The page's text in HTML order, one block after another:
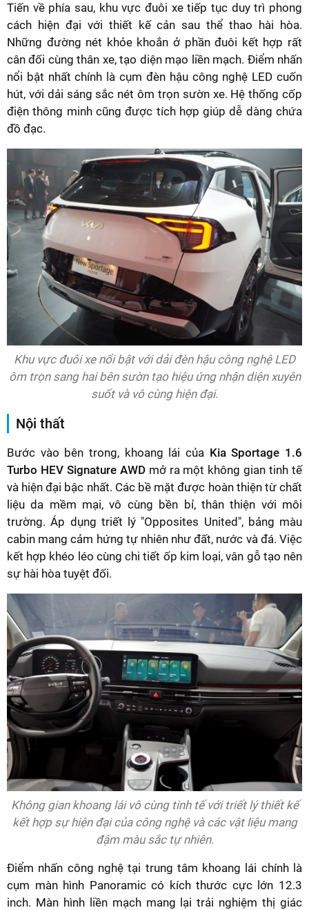
Tiến về phía sau, khu vực đuôi xe tiếp tục duy trì phong
cách hiện đại với thiết kế cản sau thể thao hài hòa.
Những đường nét khỏe khoắn ở phần đuôi kết hợp rất
cân đối cùng thân xe, tạo diện mạo liền mạch. Điểm nhấn
nổi bật nhất chính là cụm đèn hậu công nghệ LED cuốn
hút, với dải sáng sắc nét ôm trọn sườn xe. Hệ thống cốp
điện thông minh cũng được tích hợp giúp dễ dàng chứa
đồ đạc.
Khu vực đuôi xe nổi bật với dải đèn hậu công nghệ LED
ôm trọn sang hai bên sườn tạo hiệu ứng nhận diện xuyên
suốt và vô cùng hiện đại.
Nội thất
Bước vào bên trong, khoang lái của Kia Sportage 1.6
Turbo HEV Signature AWDmở ra một không gian tinh tế
và hiện đại bậc nhất. Các bề mặt được hoàn thiện từ chất
liệu da mềm mại, vô cùng bền bỉ, thân thiện với môi
trường. Áp dụng triết lý "Opposites United", bảng màu
cabin mang cảm hứng tự nhiên như đất, nước và đá. Việc
kết hợp khéo léo cùng chi tiết ốp kim loại, vân gỗ tạo nên
sự hài hòa tuyệt đối.
Không gian khoang lái vô cùng tinh tế với triết lý thiết kế
kết hợp sự hiện đại của công nghệ và các vật liệu mang
đậm màu sắc tự nhiên.
Điểm nhấn công nghệ tại trung tâm khoang lái chính là
cụm màn hình Panoramic có kích thước cực lớn 12.3
inch. Màn hình liền mạch mang lại trải nghiệm thị giác